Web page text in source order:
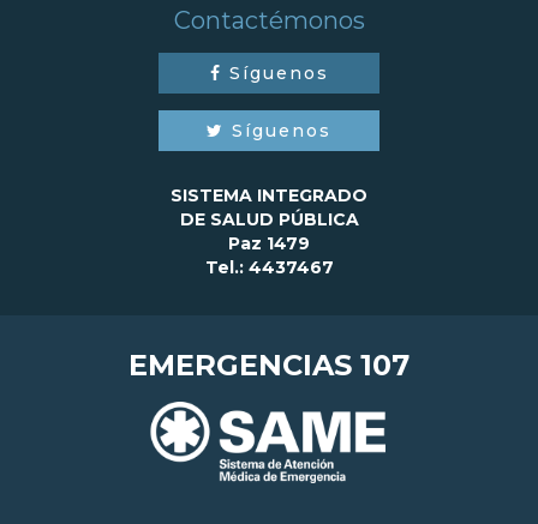
Contactémonos
Síguenos
Síguenos
SISTEMA INTEGRADO
DE SALUD PÚBLICA
Paz 1479
Tel.: 4437467
EMERGENCIAS 107